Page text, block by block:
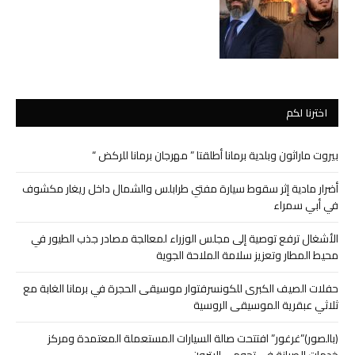
اخترنا لكم
بيروت ماراثون وبلدية برمانا أطلقتا ” مهرجان برمانا للركض “
أضرار مادية إثر سقوط سيارة مفتي طرابلس والشمال داخل ريغار مكشوف
في أبي سمراء
الأشغال ترفع توصية إلى مجلس الوزراء لمعالجة مصادر جذب الطيور في
محيط المطار وتعزيز سلامة الملاحة الجوية
حفلات الصيف الكبرى للكونسرفتوار موسيقى الحجرة في برمانا الغابة مع
ثلاثي عبقرية الموسيقى الروسية
(بالصور)”غرغور” افتتحت صالة السيارات المستعملة المعتمدة ومركز